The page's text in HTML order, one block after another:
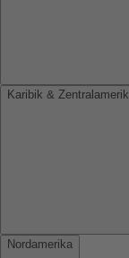
Karibik &
Nordamerika